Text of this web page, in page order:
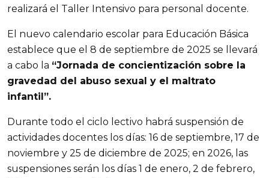
realizará el Taller Intensivo para personal docente.
El nuevo calendario escolar para Educación Básica
establece que el 8 de septiembre de 2025 se llevará
a cabo la “Jornada de concientización sobre la
gravedad del abuso sexual y el maltrato
infantil”.
Durante todo el ciclo lectivo habrá suspensión de
actividades docentes los días: 16 de septiembre, 17 de
noviembre y 25 de diciembre de 2025; en 2026, las
suspensiones serán los días 1 de enero, 2 de febrero,